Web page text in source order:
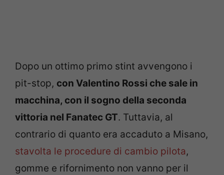
Dopo un ottimo primo stint avvengono i
pit-stop, con Valentino Rossi che sale in
macchina, con il sogno della seconda
vittoria nel Fanatec GT. Tuttavia, al
contrario di quanto era accaduto a Misano,
stavolta le procedure di cambio pilota,
gomme e rifornimento non vanno per il